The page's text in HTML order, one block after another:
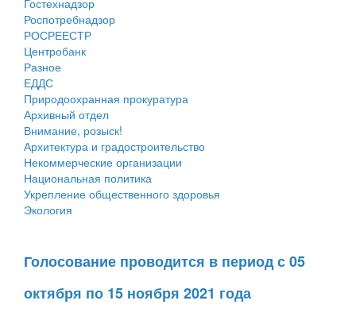
Собрание депутатов
Городское поселение
Сельские поселения
Роспотребнадзор
РОСРЕЕСТР
Центробанк
Разное
ЕДДС
Природоохранная прокуратура
Архивный отдел
Внимание, розыск!
Архитектура и градостроительство
Некоммерческие организации
Национальная политика
Укрепление общественного здоровья
Экология
Голосование проводится в период с 05
октября по 15 ноября 2021 года